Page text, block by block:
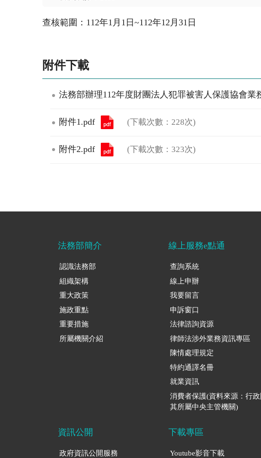
查核範圍：112年1月1日~112年12月31日
附件下載
法務部辦理112年度財團法人犯罪被害人保護協會業
附件1.pdf (下載次數：228次)
附件2.pdf (下載次數：323次)
法務部簡介
認識法務部
組織架構
重大政策
施政重點
重要措施
所屬機關介紹
線上服務e點通
查詢系統
線上申辦
我要留言
申訴窗口
法律諮詢資源
律師法涉外業務資訊專區
陳情處理規定
特約通譯名冊
就業資訊
消費者保護(資料來源：行政
其所屬中央主管機關)
資訊公開
政府資訊公開服務
下載專區
Youtube影音下載